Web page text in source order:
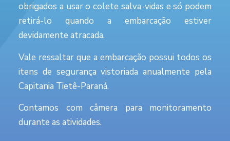
obrigados a usar o colete salva-vidas e só podem
retirá-lo quando a embarcação estiver
devidamente atracada.
Vale ressaltar que a embarcação possui todos os
itens de segurança vistoriada anualmente pela
Capitania Tietê-Paraná.
Contamos com câmera para monitoramento
durante as atividades.